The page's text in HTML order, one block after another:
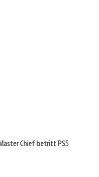
Chief betritt PS5